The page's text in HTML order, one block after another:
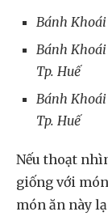
Bánh Khoái
Bánh
Tp. Huế
Bánh
Tp. Huế
Nếu thoạt
giống với
món ăn này